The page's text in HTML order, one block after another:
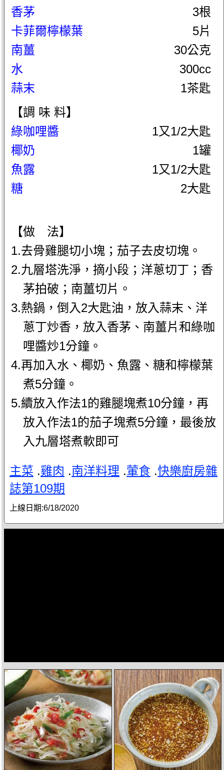
香茅
3根
卡菲爾檸檬葉
5片
南薑
30公克
水
300cc
蒜末
1茶匙
【調 味 料】
綠咖哩醬
1又1/2大匙
椰奶
1罐
魚露
1又1/2大匙
糖
2大匙
【做 法】
1.去骨雞腿切小塊；茄子去皮切塊。
2.九層塔洗淨，摘小段；洋蔥切丁；香
茅拍破；南薑切片。
3.熱鍋，倒入2大匙油，放入蒜末、洋
蔥丁炒香，放入香茅、南薑片和綠咖
哩醬炒1分鐘。
4.再加入水、椰奶、魚露、糖和檸檬葉
煮5分鐘。
5.續放入作法1的雞腿塊煮10分鐘，再
放入作法1的茄子塊煮5分鐘，最後放
入九層塔煮軟即可
主菜 .雞肉 .南洋料理 .葷食 .快樂廚房雜
誌第109期
上線日期:6/18/2020